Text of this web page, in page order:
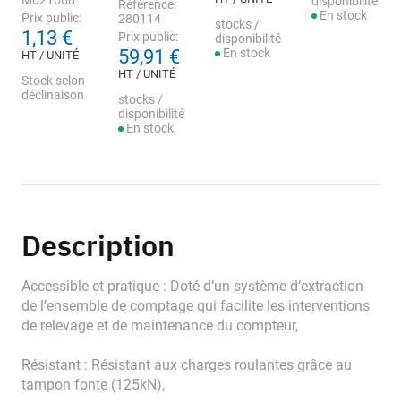
Prix public:
1,13 €
HT / UNITÉ
Stock selon
déclinaison
Référence:
280114
Prix public:
59,91 €
HT / UNITÉ
stocks /
disponibilité
En stock
stocks /
disponibilité
En stock
En stock
Description
Accessible et pratique : Doté d’un système d’extraction
de l’ensemble de comptage qui facilite les interventions
de relevage et de maintenance du compteur,
Résistant : Résistant aux charges roulantes grâce au
tampon fonte (125kN),